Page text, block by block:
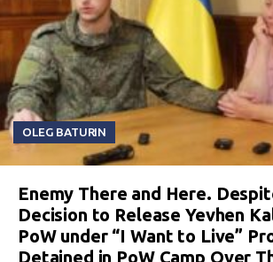
OLEG BATURIN
Enemy There and Here.
Decision to Release Yevhen
PoW under “I Want to Live”
Detained in PoW Camp Over